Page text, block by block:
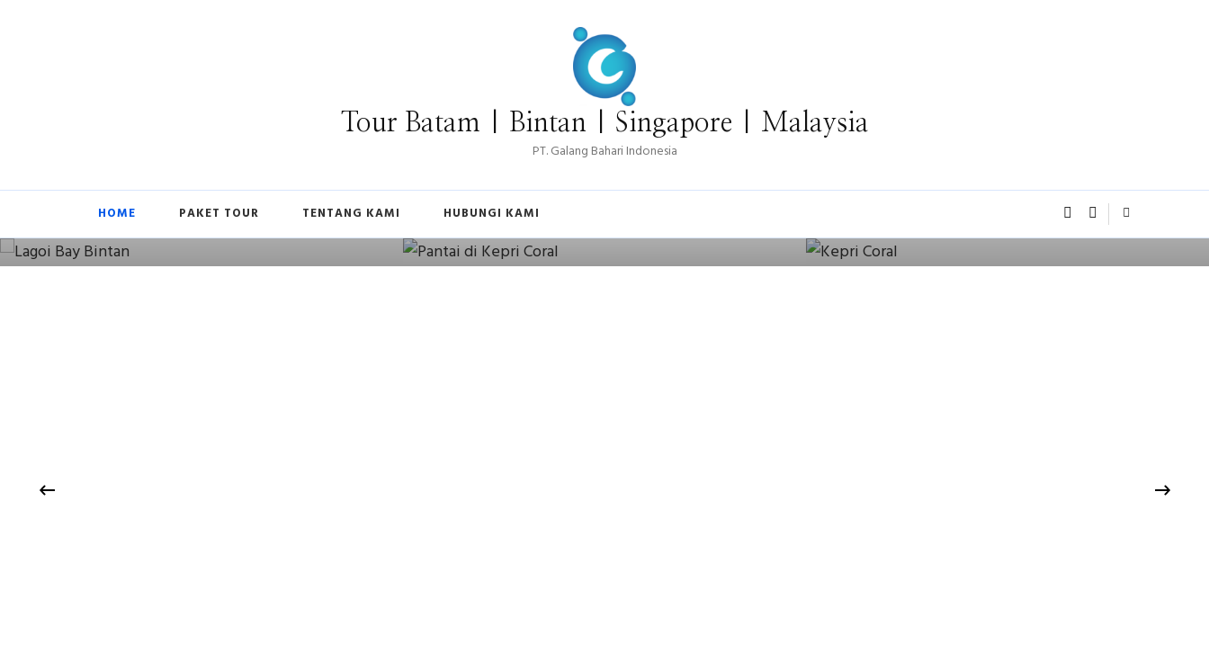
Tour Batam | Bintan | Singapore | Malaysia
PT. Galang Bahari Indonesia
HOME PAKET TOUR TENTANG KAMI HUBUNGI KAMI
Pulau Bintan: Destinasi Wisata
Terbaik di Kepulauan Riau
Batam: Wisata Seru di Pulau Industri
Kepri Coral: Menjelajahi Keindahan